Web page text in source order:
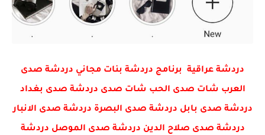
دردشة عراقية برنامج دردشة بنات مجاني دردشة صدى
العرب شات صدى الحب شات صدى دردشة صدى بغداد
دردشة صدى بابل دردشة صدى البصرة دردشة صدى الانبار
دردشة صدى صلاح الدين دردشة صدى الموصل دردشة